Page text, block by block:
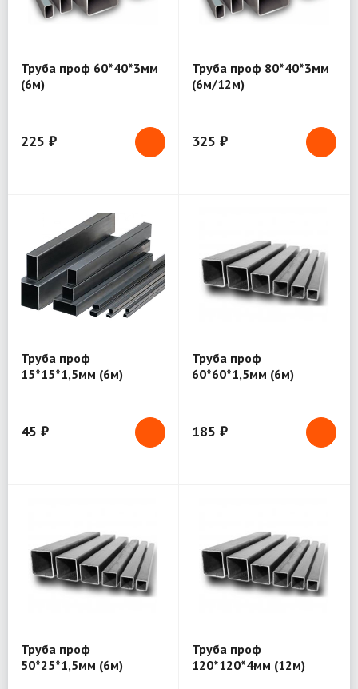
Труба проф 60*40*3мм
(6м)
225 ₽
Труба проф 80*40*3мм
(6м/12м)
325 ₽
Труба проф
15*15*1,5мм (6м)
45 ₽
Труба проф
60*60*1,5мм (6м)
185 ₽
Труба проф
50*25*1,5мм (6м)
Труба проф
120*120*4мм (12м)